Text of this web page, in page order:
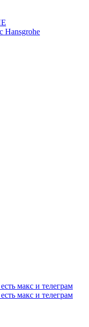
Hansgrohe
макс и телеграм
макс и телеграм